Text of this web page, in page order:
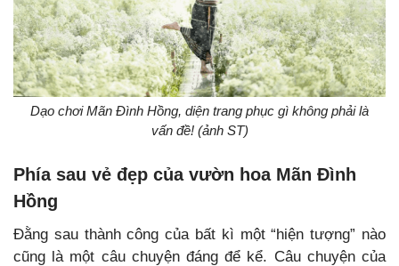
Dạo chơi Mãn Đình Hồng, diện trang phục gì không phải là
vấn đề! (ảnh ST)
Phía sau vẻ đẹp của vườn hoa Mãn Đình
Hồng
Đằng sau thành công của bất kì một “hiện tượng” nào
cũng là một câu chuyện đáng để kể. Câu chuyện của